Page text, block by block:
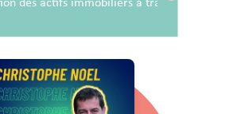
des actifs immobiliers à travers la RSE